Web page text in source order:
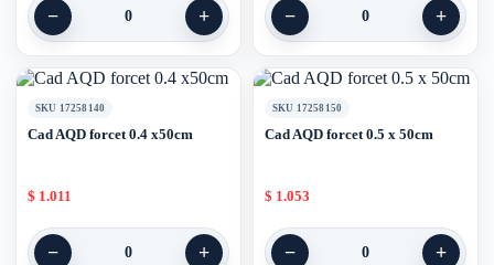
− 0 + − 0 +
SKU 17258140
Cad AQD forcet 0.4 x50cm
$ 1.011
− 0 +
SKU 17258150
Cad AQD forcet 0.5 x 50cm
$ 1.053
− 0 +